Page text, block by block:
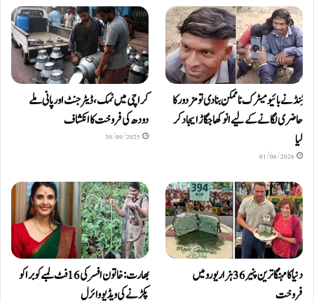
ٹِنڈ نے بائیومیٹرک ناممکن بنا دی تو مزدور کا
حاضری لگانے کے لیے انوکھا جگاڑ ایجاد کر
لیا
01/06/2026
کراچی میں نمک، ڈیٹرجنٹ اور پانی ملے
دودھ کی فروخت کا انکشاف
30/09/2025
دنیا کا مہنگا ترین پنیر 36 ہزار یورو میں
فروخت
بھارت: خاتون افسر کی 16 فٹ لمبے کوبرا کو
پکڑنے کی ویڈیو وائرل